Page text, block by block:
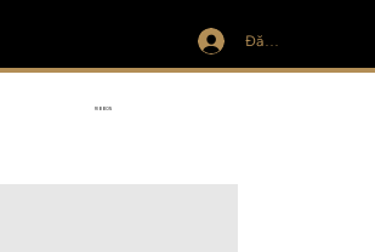
Đăng nhập
RIBBON